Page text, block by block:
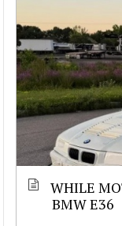
WHILE
BMW E36